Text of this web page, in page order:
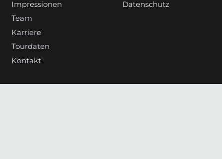
Impressionen
Team
Karriere
Tourdaten
Kontakt
Datenschutz